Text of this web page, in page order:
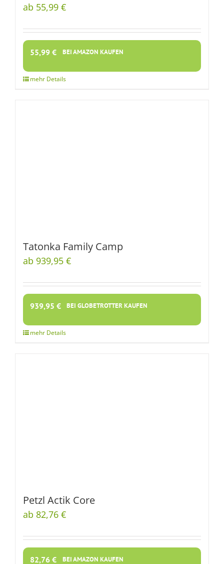
ab 55,99 €
55,99 € BEI AMAZON KAUFEN
Tatonka Family Camp
ab 939,95 €
939,95 € BEI GLOBETROTTER KAUFEN
Petzl Actik Core
ab 82,76 €
82,76 € BEI AMAZON KAUFEN